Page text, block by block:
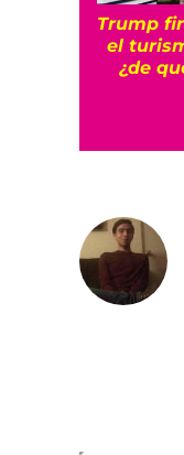
Trump
el
¿de